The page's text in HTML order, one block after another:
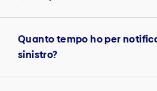
Quanto tempo ho per
sinistro?